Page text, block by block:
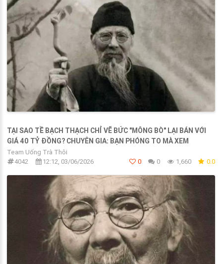
TẠI SAO TỀ BẠCH THẠCH CHỈ VẼ BỨC "MÔNG BÒ" LẠI BÁN VỚI
GIÁ 40 TỶ ĐỒNG? CHUYÊN GIA: BẠN PHÓNG TO MÀ XEM
Team Uống Trà Thôi
4042
12:12, 03/06/2026 0 0 1,660 0.0